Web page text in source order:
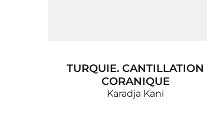
TURQUIE. CANTILLATION
CORANIQUE
Karadja Kani